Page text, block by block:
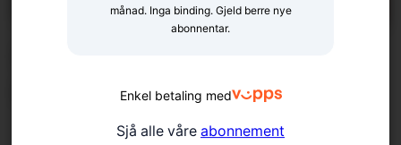
månad. Inga binding. Gjeld berre nye
abonnentar.
Enkel betaling med
Sjå alle våre abonnement
kommunesamanslåingar